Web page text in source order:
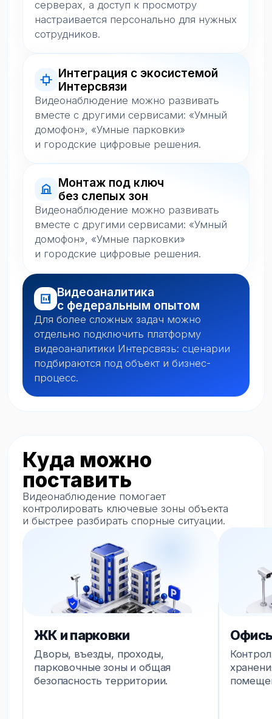
домофон», «Умные парковки»
и городские цифровые решения.
Видеоаналитика
Для более сложных задач можно
отдельно подключить платформу
видеоаналитики Интерсвязь: сценарии
процесс.
Куда можно
поставить
Видеонаблюдение помогает
контролировать ключевые зоны объекта
и быстрее разбирать спорные ситуации.
ЖК и парковки
Дворы, въезды, проходы,
парковочные зоны и общая
безопасность территории.
Офисы и
Контроль
хранения, входов,
Выберите формат
камеры
складов, парковок и объектов
с повышенной нагрузкой.